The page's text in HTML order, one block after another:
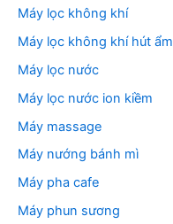
Máy lọc không khí
Máy lọc không khí hút ẩm
Máy lọc nước
Máy lọc nước ion kiềm
Máy massage
Máy nướng bánh mì
Máy pha cafe
Máy phun sương